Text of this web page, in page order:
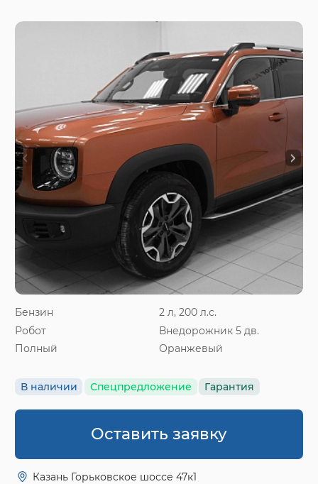
Бензин
2 л, 200 л.с.
Робот
Внедорожник 5 дв.
Полный
Оранжевый
В наличии Спецпредложение Гарантия
Оставить заявку
Казань Горьковское шоссе 47к1